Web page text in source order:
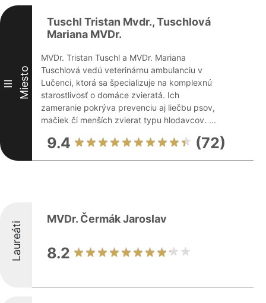
III Miesto
Tuschl Tristan Mvdr., Tuschlová
Mariana MVDr.
MVDr. Tristan Tuschl a MVDr. Mariana
Tuschlová vedú veterinárnu ambulanciu v
Lučenci, ktorá sa špecializuje na komplexnú
starostlivosť o domáce zvieratá. Ich
zameranie pokrýva prevenciu aj liečbu psov,
mačiek či menších zvierat typu hlodavcov. ...
9.4 (72)
Laureáti
MVDr. Čermák Jaroslav
8.2